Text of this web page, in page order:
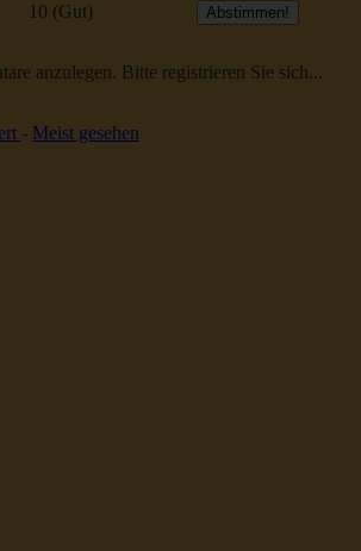
10 (Gut)
anzulegen. Bitte registrieren Sie sich...
- Meist gesehen